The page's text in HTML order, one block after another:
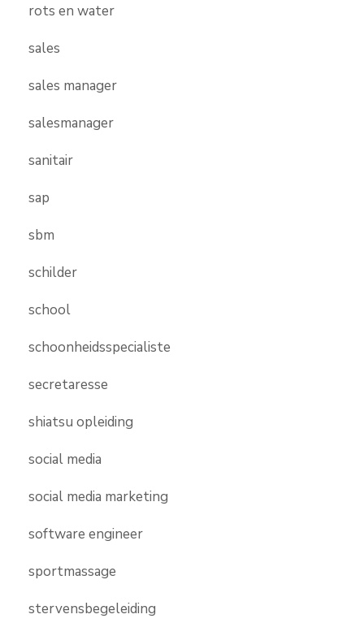
rots en water
sales
sales manager
salesmanager
sanitair
sap
sbm
schilder
school
schoonheidsspecialiste
secretaresse
shiatsu opleiding
social media
social media marketing
software engineer
sportmassage
stervensbegeleiding